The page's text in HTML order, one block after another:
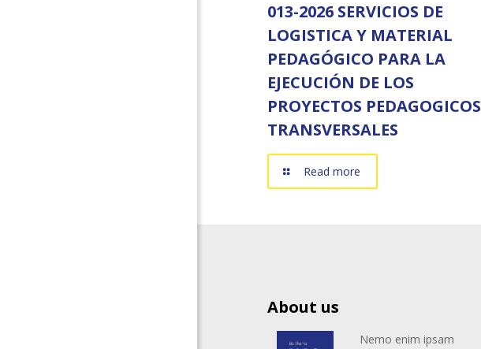
013-2026 SERVICIOS DE
LOGISTICA Y MATERIAL
PEDAGÓGICO PARA LA
EJECUCIÓN DE LOS
PROYECTOS PEDAGOGICOS
TRANSVERSALES
Read more
About us
Nemo enim ipsam